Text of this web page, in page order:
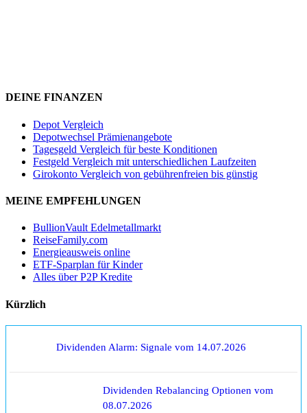
DEINE FINANZEN
Depot Vergleich
Depotwechsel Prämienangebote
Tagesgeld Vergleich für beste Konditionen
Festgeld Vergleich mit unterschiedlichen Laufzeiten
Girokonto Vergleich von gebührenfreien bis günstig
MEINE EMPFEHLUNGEN
BullionVault Edelmetallmarkt
ReiseFamily.com
Energieausweis online
ETF-Sparplan für Kinder
Alles über P2P Kredite
Kürzlich
Dividenden Alarm: Signale vom 14.07.2026
Dividenden Rebalancing Optionen vom
08.07.2026